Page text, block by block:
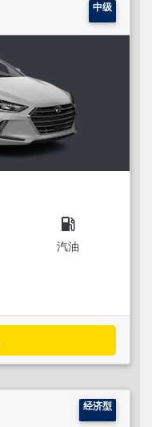
中级
local_gas_station
汽油
经济型